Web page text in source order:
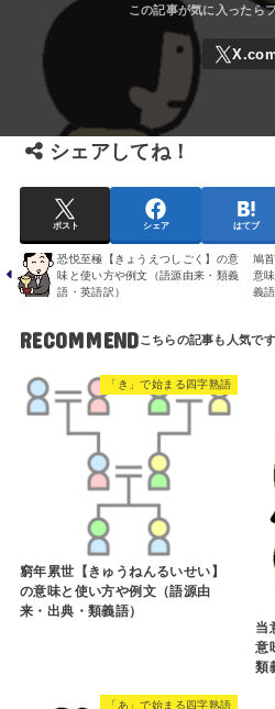
シェアしてね！
ポスト シェア はてブ
恐悦至極【きょうえつしごく】の意
味と使い方や例文（語源由来・類義
語・英語訳）
鳩
意
義
RECOMMEND
「き」で始まる四字熟語
窮年累世【きゅうねんるいせい】
の意味と使い方や例文（語源由
来・出典・類義語）
当
意
類
「あ」で始まる四字熟語